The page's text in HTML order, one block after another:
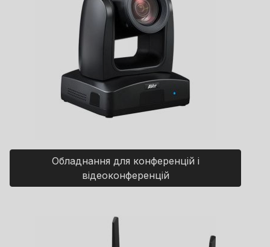
Обладнання для конференцій і
відеоконференцій